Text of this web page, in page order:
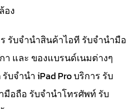
อง
รับจำนำสินค้าไอที รับจำนำมือ
และ ของแบรนด์เนมต่างๆ
บจำนำ iPad Pro บริการ รับ
อถือ รับจำนำโทรศัพท์ รับ